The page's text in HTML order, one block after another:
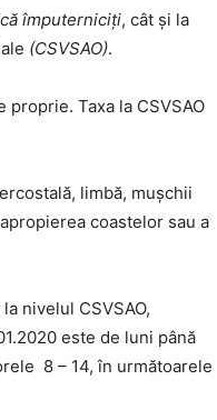
împuterniciți, cât și la
(CSVSAO).
Taxa la CSVSAO
limbă, mușchii
coastelor sau a
nivelul CSVSAO,
este de luni până
8 – 14, în următoarele